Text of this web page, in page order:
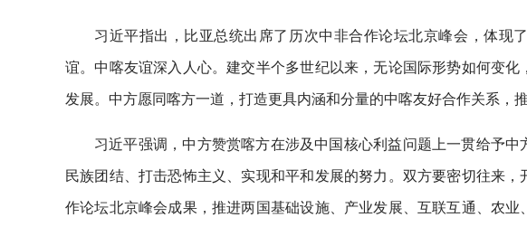
习近平指出，比亚总统出席了历次中非合作论坛北京峰会，体现
谊。中喀友谊深入人心。建交半个多世纪以来，无论国际形势如何变
发展。中方愿同喀方一道，打造更具内涵和分量的中喀友好合作关系，
习近平强调，中方赞赏喀方在涉及中国核心利益问题上一贯给予
民族团结、打击恐怖主义、实现和平和发展的努力。双方要密切往来
作论坛北京峰会成果，推进两国基础设施、产业发展、互联互通、农